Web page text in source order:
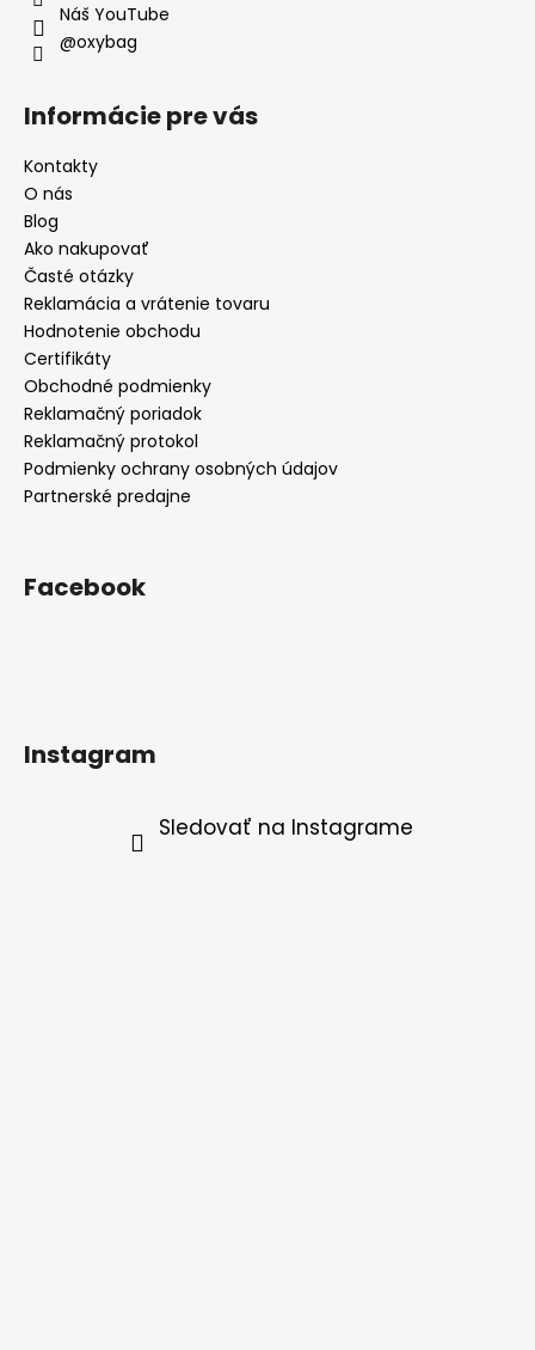
Náš YouTube
@oxybag
Informácie pre vás
Kontakty
O nás
Blog
Ako nakupovať
Časté otázky
Reklamácia a vrátenie tovaru
Hodnotenie obchodu
Certifikáty
Obchodné podmienky
Reklamačný poriadok
Reklamačný protokol
Podmienky ochrany osobných údajov
Partnerské predajne
Facebook
Instagram
Sledovať na Instagrame